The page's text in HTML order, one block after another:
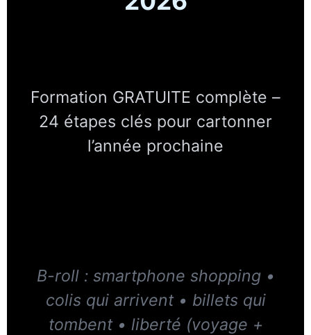
Formation GRATUITE complète –
24 étapes clés pour cartonner
l’année prochaine
B-roll : smartphone shopping •
colis qui arrivent • billets qui
tombent • liberté (voyage +